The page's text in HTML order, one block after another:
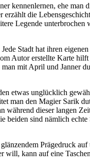
kennenlernen, ehe man
die
Legende unterbrochen
Stadt hat ihren
Autor erstellte Karte
mit April und Janner
etwas unglücklich
man den Magier Sarik
während dieser langen
sind nämlich
Prägedruck auf
kann auf eine